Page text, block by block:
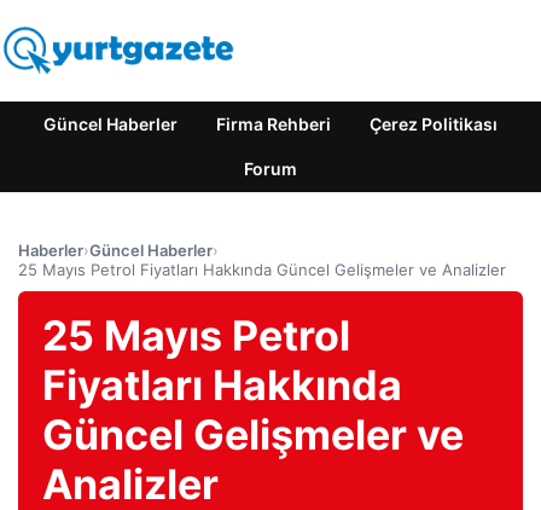
Güncel Haberler Firma Rehberi Çerez Politikası
Forum
Haberler›Güncel Haberler›
25 Mayıs Petrol Fiyatları Hakkında Güncel Gelişmeler ve Analizler
25 Mayıs Petrol
Fiyatları Hakkında
Güncel Gelişmeler ve
Analizler